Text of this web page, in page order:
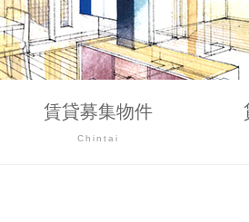
賃貸募集物件
Chintai